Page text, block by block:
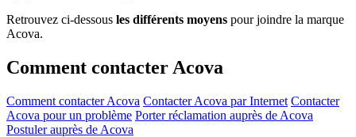
Retrouvez ci-dessous les différents moyens pour joindre la marque
Acova.
Comment contacter Acova
Comment contacter Acova Contacter Acova par Internet Contacter
Acova pour un problème Porter réclamation auprès de Acova
Postuler auprès de Acova